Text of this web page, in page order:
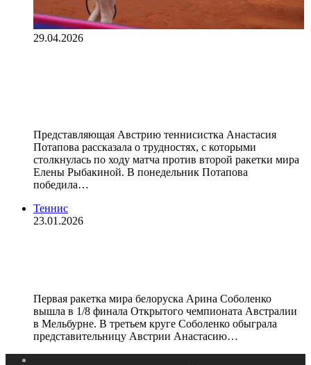
29.04.2026
Представляющая Австрию теннисистка Анастасия
Потапова рассказала о трудностях, с которыми
столкнулась по ходу матча против второй ракетки мира
Елены Рыбакиной. В понедельник Потапова
победила…
Теннис
23.01.2026
Первая ракетка мира белоруска Арина Соболенко
вышла в 1/8 финала Открытого чемпионата Австралии
в Мельбурне. В третьем круге Соболенко обыграла
представительницу Австрии Анастасию…